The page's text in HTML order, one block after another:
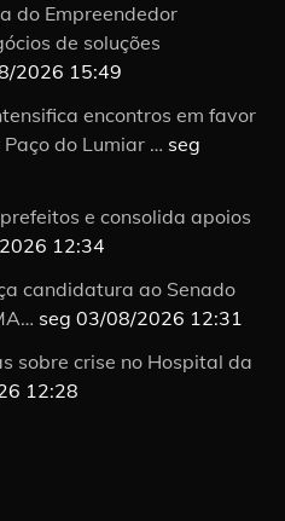
do Empreendedor
de soluções
2026 15:49
encontros em favor
do Lumiar … seg
e consolida apoios
12:34
candidatura ao Senado
seg 03/08/2026 12:31
sobre crise no Hospital da
12:28